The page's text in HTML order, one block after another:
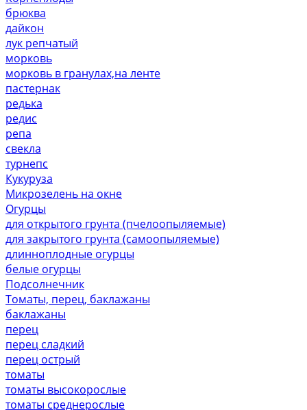
брюква
дайкон
лук репчатый
морковь
морковь в гранулах,на ленте
пастернак
редька
редис
репа
свекла
турнепс
Кукуруза
Микрозелень на окне
Огурцы
для открытого грунта (пчелоопыляемые)
для закрытого грунта (самоопыляемые)
длинноплодные огурцы
белые огурцы
Подсолнечник
Томаты, перец, баклажаны
баклажаны
перец
перец сладкий
перец острый
томаты
томаты высокорослые
томаты среднерослые